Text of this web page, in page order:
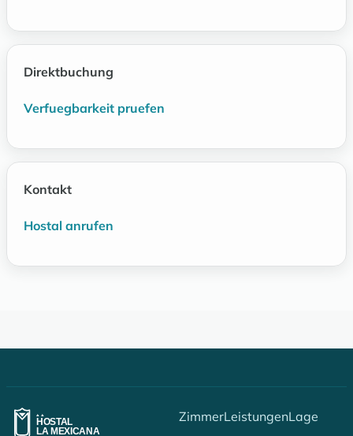
Direktbuchung
Verfuegbarkeit pruefen
Kontakt
Hostal anrufen
ZimmerLeistungenLage